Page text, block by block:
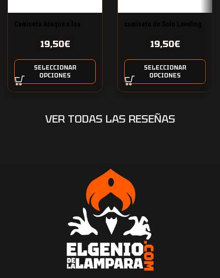
19,50€
SELECCIONAR
OPCIONES
19,50€
SELECCIONAR
OPCIONES
VER TODAS LAS RESEÑAS